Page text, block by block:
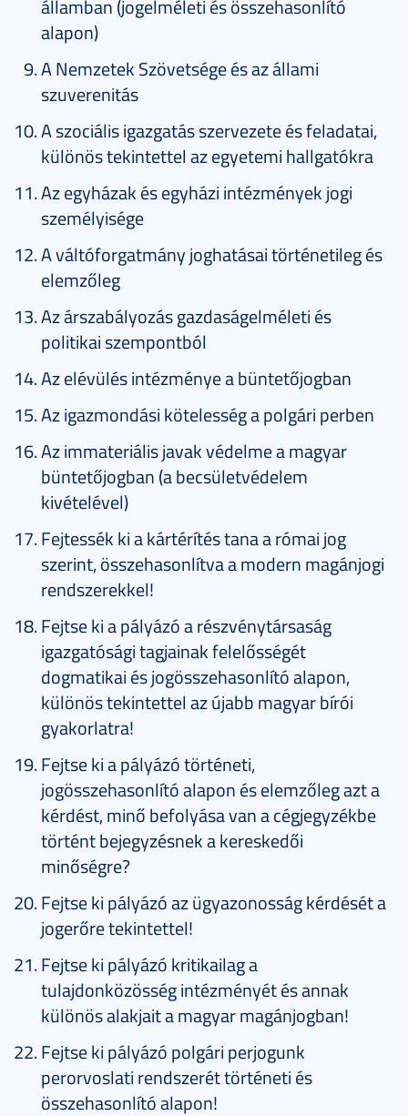
államban (jogelméleti és összehasonlító
alapon)
A Nemzetek Szövetsége és az állami
szuverenitás
A szociális igazgatás szervezete és feladatai,
különös tekintettel az egyetemi hallgatókra
Az egyházak és egyházi intézmények jogi
személyisége
A váltóforgatmány joghatásai történetileg és
elemzőleg
Az árszabályozás gazdaságelméleti és
politikai szempontból
Az elévülés intézménye a büntetőjogban
Az igazmondási kötelesség a polgári perben
Az immateriális javak védelme a magyar
büntetőjogban (a becsületvédelem
kivételével)
Fejtessék ki a kártérítés tana a római jog
szerint, összehasonlítva a modern magánjogi
rendszerekkel!
Fejtse ki a pályázó a részvénytársaság
igazgatósági tagjainak felelősségét
dogmatikai és jogösszehasonlító alapon,
különös tekintettel az újabb magyar bírói
gyakorlatra!
Fejtse ki a pályázó történeti,
jogösszehasonlító alapon és elemzőleg azt a
kérdést, minő befolyása van a cégjegyzékbe
történt bejegyzésnek a kereskedői
minőségre?
Fejtse ki pályázó az ügyazonosság kérdését a
jogerőre tekintettel!
Fejtse ki pályázó kritikailag a
tulajdonközösség intézményét és annak
különös alakjait a magyar magánjogban!
Fejtse ki pályázó polgári perjogunk
perorvoslati rendszerét történeti és
összehasonlító alapon!